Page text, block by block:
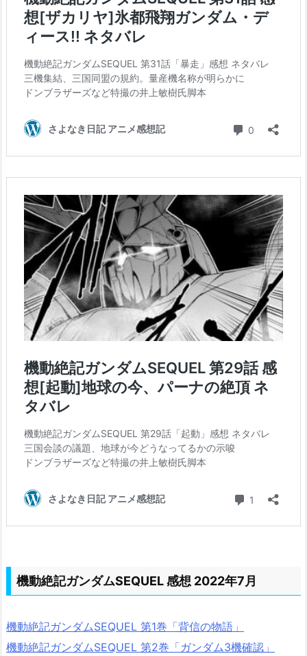
機動絶記ガンダムSEQUEL 感想 2022年7月
機動絶記ガンダムSEQUEL 第1巻「背信の物語」
機動絶記ガンダムSEQUEL 第2巻「ガンダム3機確認」